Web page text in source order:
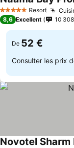
5 Étoiles Resort
8,6 Excellent 10 308
De 52 €
Consulter les prix
Novotel Sharm